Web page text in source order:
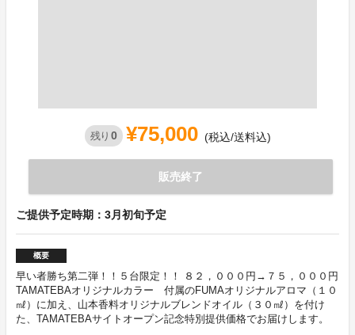
残り 0 ¥75,000 (税込/送料込)
販売終了
ご提供予定時期：3月初旬予定
概要
早い者勝ち第二弾！！５台限定！！ ８２，０００円→７５，０００円
TAMATEBAオリジナルカラー 付属のFUMAオリジナルアロマ（１０
㎖）に加え、山本香料オリジナルブレンドオイル（３０㎖）を付け
た、TAMATEBAサイトオープン記念特別提供価格でお届けします。